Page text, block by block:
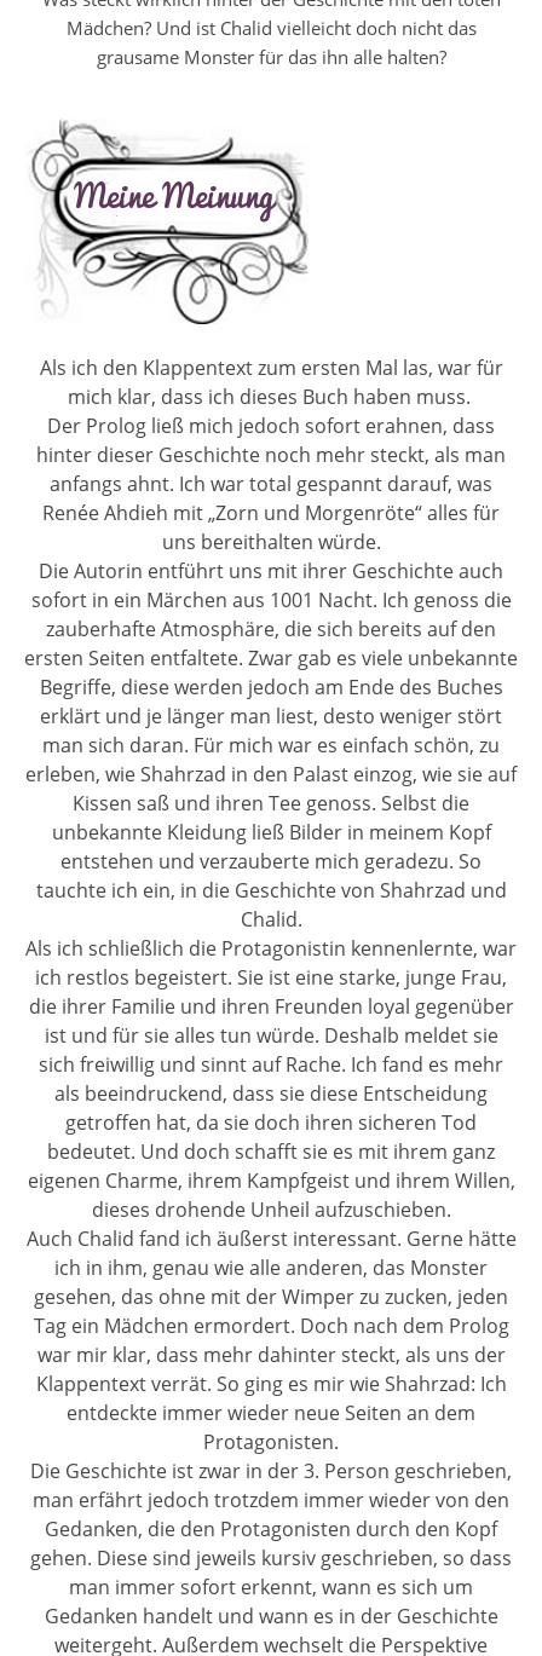
Mädchen? Und ist Chalid vielleicht doch nicht das
grausame Monster für das ihn alle halten?
Als ich den Klappentext zum ersten Mal las, war für
mich klar, dass ich dieses Buch haben muss.
Der Prolog ließ mich jedoch sofort erahnen, dass
hinter dieser Geschichte noch mehr steckt, als man
anfangs ahnt. Ich war total gespannt darauf, was
Renée Ahdieh mit „Zorn und Morgenröte“ alles für
uns bereithalten würde.
Die Autorin entführt uns mit ihrer Geschichte auch
sofort in ein Märchen aus 1001 Nacht. Ich genoss die
zauberhafte Atmosphäre, die sich bereits auf den
ersten Seiten entfaltete. Zwar gab es viele unbekannte
Begriffe, diese werden jedoch am Ende des Buches
erklärt und je länger man liest, desto weniger stört
man sich daran. Für mich war es einfach schön, zu
erleben, wie Shahrzad in den Palast einzog, wie sie auf
Kissen saß und ihren Tee genoss. Selbst die
unbekannte Kleidung ließ Bilder in meinem Kopf
entstehen und verzauberte mich geradezu. So
tauchte ich ein, in die Geschichte von Shahrzad und
Chalid.
Als ich schließlich die Protagonistin kennenlernte, war
ich restlos begeistert. Sie ist eine starke, junge Frau,
die ihrer Familie und ihren Freunden loyal gegenüber
ist und für sie alles tun würde. Deshalb meldet sie
sich freiwillig und sinnt auf Rache. Ich fand es mehr
als beeindruckend, dass sie diese Entscheidung
getroffen hat, da sie doch ihren sicheren Tod
bedeutet. Und doch schafft sie es mit ihrem ganz
eigenen Charme, ihrem Kampfgeist und ihrem Willen,
dieses drohende Unheil aufzuschieben.
Auch Chalid fand ich äußerst interessant. Gerne hätte
ich in ihm, genau wie alle anderen, das Monster
gesehen, das ohne mit der Wimper zu zucken, jeden
Tag ein Mädchen ermordert. Doch nach dem Prolog
war mir klar, dass mehr dahinter steckt, als uns der
Klappentext verrät. So ging es mir wie Shahrzad: Ich
entdeckte immer wieder neue Seiten an dem
Protagonisten.
Die Geschichte ist zwar in der 3. Person geschrieben,
man erfährt jedoch trotzdem immer wieder von den
Gedanken, die den Protagonisten durch den Kopf
gehen. Diese sind jeweils kursiv geschrieben, so dass
man immer sofort erkennt, wann es sich um
Gedanken handelt und wann es in der Geschichte
weitergeht. Außerdem wechselt die Perspektive